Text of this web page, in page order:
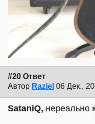
#20 Ответ
Автор Raziel 06 Дек.,
SataniQ, нереально